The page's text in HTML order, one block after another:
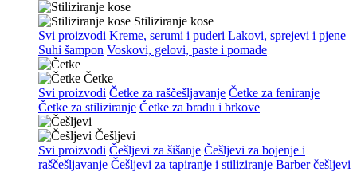
Stiliziranje kose
Svi proizvodi Kreme, serumi i puderi Lakovi, sprejevi i pjene
Suhi šampon Voskovi, gelovi, paste i pomade
Četke
Svi proizvodi Četke za raščešljavanje Četke za feniranje
Četke za stiliziranje Četke za bradu i brkove
Češljevi
Svi proizvodi Češljevi za šišanje Češljevi za bojenje i
raščešljavanje Češljevi za tapiranje i stiliziranje Barber češljevi